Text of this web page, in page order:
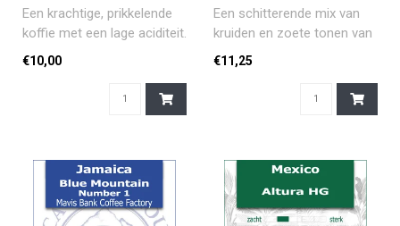
AA
Een krachtige, prikkelende
koffie met een lage aciditeit.
Deze ‘Monsooned’ ..
€10,00
Een schitterende mix van
kruiden en zoete tonen van
fruit en pure chocolade. ..
€11,25